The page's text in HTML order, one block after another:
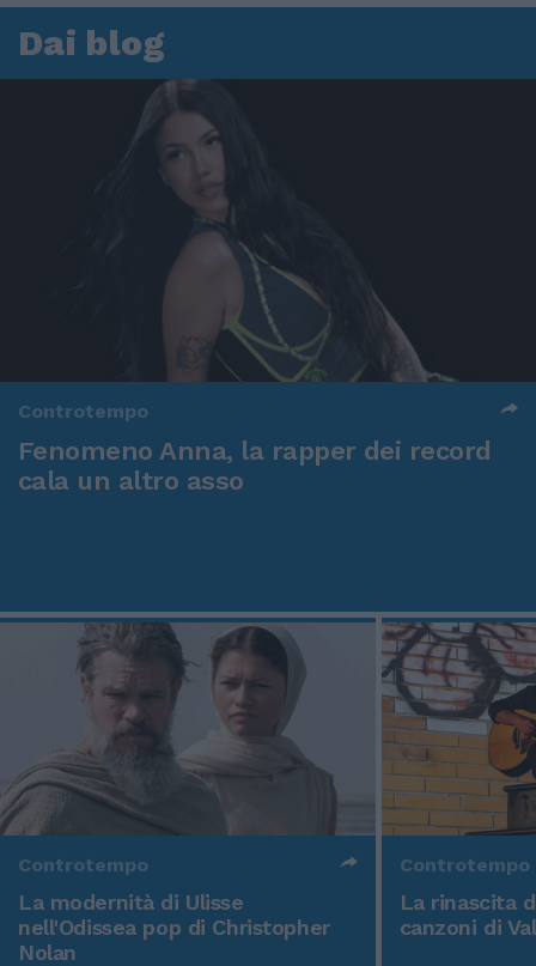
Dai blog
Controtempo
Fenomeno Anna, la rapper dei record
cala un altro asso
Controtempo
La modernità di Ulisse
nell'Odissea pop di Christopher
Nolan
Controtempo
La rinascita
canzoni di